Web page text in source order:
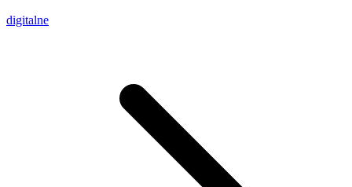
digitalne